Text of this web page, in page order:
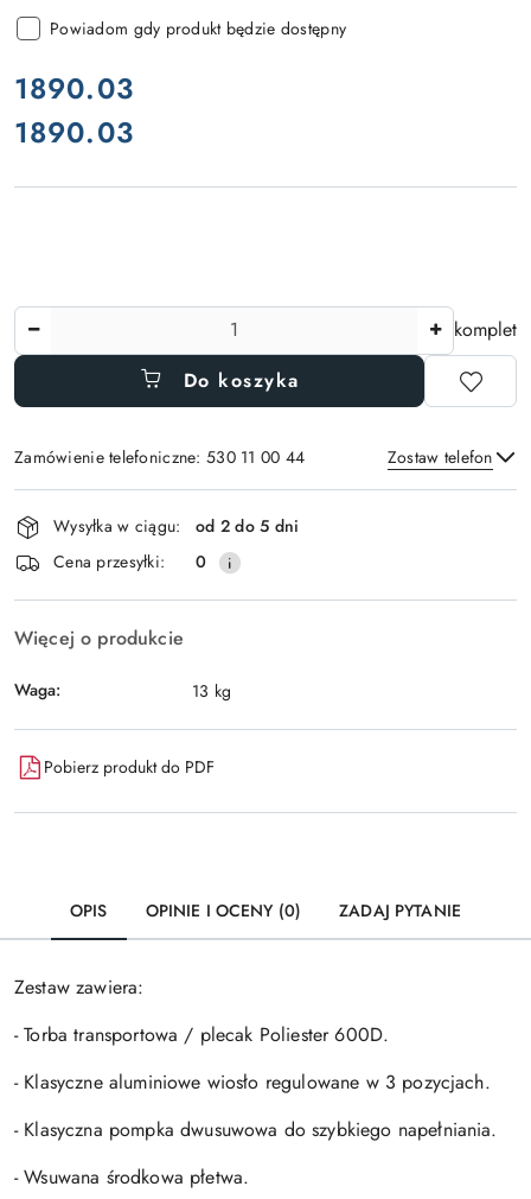
Powiadom gdy produkt będzie dostępny
cena:
1890.03
Cena:
1890.03
Ilość
komplet
Do koszyka
Zamówienie telefoniczne: 530 11 00 44 Zostaw telefon
Wyślij
Dostępność
i
dostawa
Wysyłka w ciągu:
od 2 do 5 dni
Cena przesyłki:
0
Więcej o produkcie
Waga: 13 kg
Pobierz produkt do PDF
OPIS OPINIE I OCENY (0) ZADAJ PYTANIE
Zestaw zawiera:
- Torba transportowa / plecak Poliester 600D.
- Klasyczne aluminiowe wiosło regulowane w 3 pozycjach.
- Klasyczna pompka dwusuwowa do szybkiego napełniania.
- Wsuwana środkowa płetwa.